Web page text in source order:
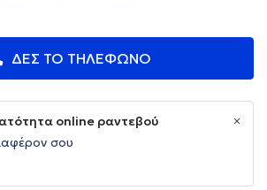
ΔΕΣ ΤΟ ΤΗΛΕΦΩΝΟ
online ραντεβού
σου